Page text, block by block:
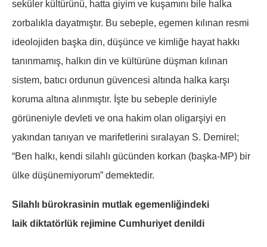
seküler kültürünü, hatta giyim ve kuşamını bile halka
zorbalıkla dayatmıştır. Bu sebeple, egemen kılınan resmi
ideolojiden başka din, düşünce ve kimliğe hayat hakkı
tanınmamış, halkın din ve kültürüne düşman kılınan
sistem, batıcı ordunun güvencesi altında halka karşı
koruma altına alınmıştır. İşte bu sebeple deriniyle
görüneniyle devleti ve ona hakim olan oligarşiyi en
yakından tanıyan ve marifetlerini sıralayan S. Demirel;
“Ben halkı, kendi silahlı gücünden korkan (başka-MP) bir
ülke düşünemiyorum” demektedir.
Silahlı bürokrasinin mutlak egemenliğindeki
laik diktatörlük rejimine Cumhuriyet denildi